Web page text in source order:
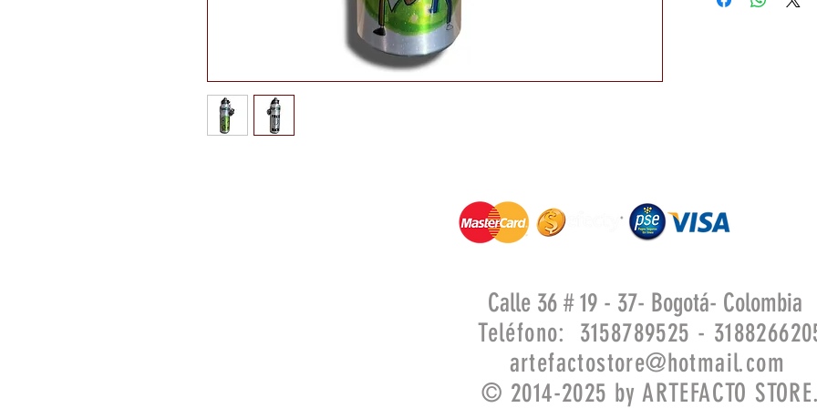
Calle 36 # 19 - 37- Bogotá- Colombia
Teléfono: 3158789525 -
artefactostore@hotmail.com
© 2014-2025 by ARTEFACTO